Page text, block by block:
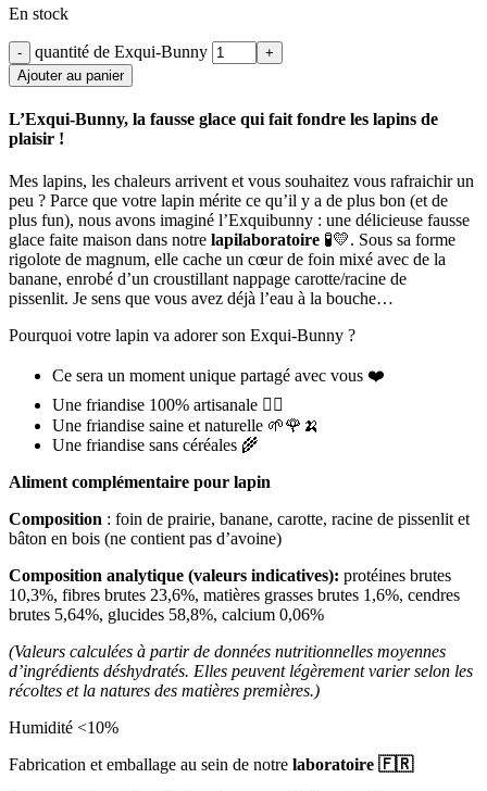
En stock
quantité de Exqui-Bunny
Ajouter au panier
L’Exqui-Bunny, la fausse glace qui fait fondre les lapins de
plaisir !
Mes lapins, les chaleurs arrivent et vous souhaitez vous rafraichir un
peu ? Parce que votre lapin mérite ce qu’il y a de plus bon (et de
plus fun), nous avons imaginé l’Exquibunny : une délicieuse fausse
glace faite maison dans notre lapilaboratoire 🧪💛. Sous sa forme
rigolote de magnum, elle cache un cœur de foin mixé avec de la
banane, enrobé d’un croustillant nappage carotte/racine de
pissenlit. Je sens que vous avez déjà l’eau à la bouche…
Pourquoi votre lapin va adorer son Exqui-Bunny ?
Ce sera un moment unique partagé avec vous ❤️
Une friandise 100% artisanale 🖐🏼
Une friandise saine et naturelle 🌱🌹🍌
Une friandise sans céréales 🌾
Aliment complémentaire pour lapin
Composition : foin de prairie, banane, carotte, racine de pissenlit et
bâton en bois (ne contient pas d’avoine)
Composition analytique (valeurs indicatives): protéines brutes
10,3%, fibres brutes 23,6%, matières grasses brutes 1,6%, cendres
brutes 5,64%, glucides 58,8%, calcium 0,06%
(Valeurs calculées à partir de données nutritionnelles moyennes
d’ingrédients déshydratés. Elles peuvent légèrement varier selon les
récoltes et la natures des matières premières.)
Humidité <10%
Fabrication et emballage au sein de notre laboratoire 🇫🇷